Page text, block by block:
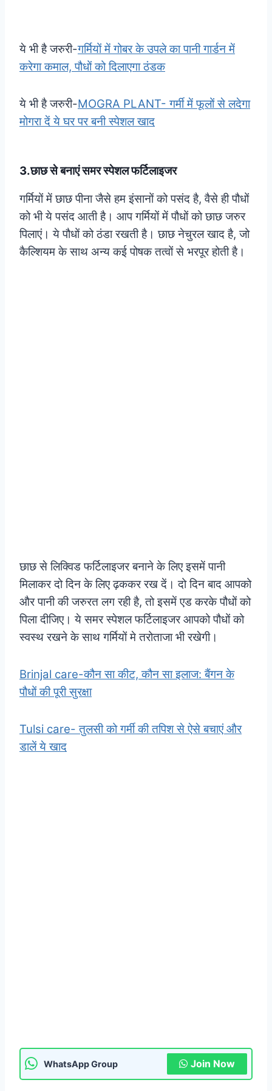
ये भी है जरुरी-गर्मियों में गोबर के उपले का पानी गार्डन में
करेगा कमाल, पौधों को दिलाएगा ठंडक
ये भी है जरुरी-MOGRA PLANT- गर्मी में फूलों से लदेगा
मोगरा दें ये घर पर बनी स्पेशल खाद
3.छाछ से बनाएं समर स्पेशल फर्टिलाइजर
गर्मियों में छाछ पीना जैसे हम इंसानों को पसंद है, वैसे ही पौधों
को भी ये पसंद आती है। आप गर्मियों में पौधों को छाछ जरुर
पिलाएं। ये पौधों को ठंडा रखती है। छाछ नेचुरल खाद है, जो
कैल्शियम के साथ अन्य कई पोषक तत्वों से भरपूर होती है।
छाछ से लिक्विड फर्टिलाइजर बनाने के लिए इसमें पानी
मिलाकर दो दिन के लिए ढ़ककर रख दें। दो दिन बाद आपको
और पानी की जरुरत लग रही है, तो इसमें एड करके पौधों को
पिला दीजिए। ये समर स्पेशल फर्टिलाइजर आपको पौधों को
स्वस्थ रखने के साथ गर्मियों मे तरोताजा भी रखेगी।
Brinjal care-कौन सा कीट, कौन सा इलाज: बैंगन के
पौधों की पूरी सुरक्षा
Tulsi care- तुलसी को गर्मी की तपिश से ऐसे बचाएं और
डालें ये खाद
WhatsApp Group Join Now